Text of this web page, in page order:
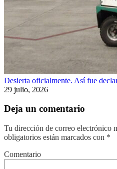
Desierta oficialmente. Así fue
29 julio, 2026
Deja un comentario
Tu dirección de correo electrónico
obligatorios están marcados con *
Comentario